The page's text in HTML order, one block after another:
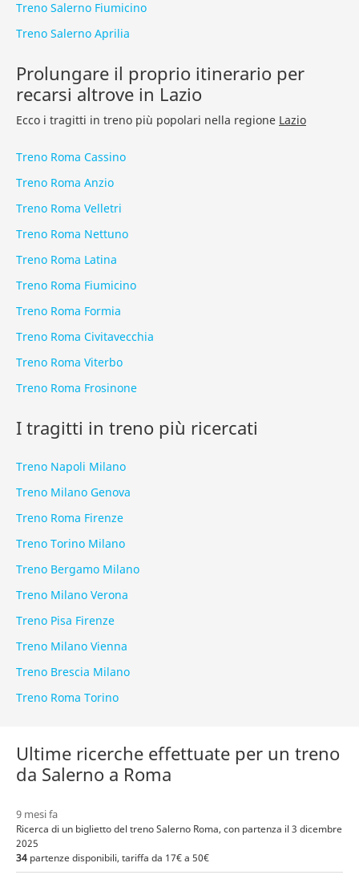
Treno Salerno Fiumicino
Treno Salerno Aprilia
Prolungare il proprio itinerario per
recarsi altrove in Lazio
Ecco i tragitti in treno più popolari nella regione Lazio
Treno Roma Cassino
Treno Roma Anzio
Treno Roma Velletri
Treno Roma Nettuno
Treno Roma Latina
Treno Roma Fiumicino
Treno Roma Formia
Treno Roma Civitavecchia
Treno Roma Viterbo
Treno Roma Frosinone
I tragitti in treno più ricercati
Treno Napoli Milano
Treno Milano Genova
Treno Roma Firenze
Treno Torino Milano
Treno Bergamo Milano
Treno Milano Verona
Treno Pisa Firenze
Treno Milano Vienna
Treno Brescia Milano
Treno Roma Torino
Ultime ricerche effettuate per un treno
da Salerno a Roma
9 mesi fa
Ricerca di un biglietto del treno Salerno Roma, con partenza il 3 dicembre
2025
34 partenze disponibili, tariffa da 17€ a 50€